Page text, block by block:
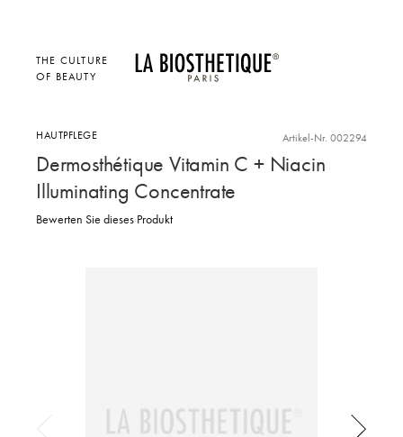
THE CULTURE
OF BEAUTY
HAUTPFLEGE Artikel-Nr. 002294
Dermosthétique Vitamin C + Niacin
Illuminating Concentrate
Bewerten Sie dieses Produkt